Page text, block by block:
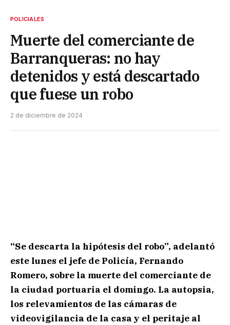
POLICIALES
Muerte del comerciante de
Barranqueras: no hay
detenidos y está descartado
que fuese un robo
2 de diciembre de 2024
“Se descarta la hipótesis del robo”, adelantó
este lunes el jefe de Policía, Fernando
Romero, sobre la muerte del comerciante de
la ciudad portuaria el domingo. La autopsia,
los relevamientos de las cámaras de
videovigilancia de la casa y el peritaje al